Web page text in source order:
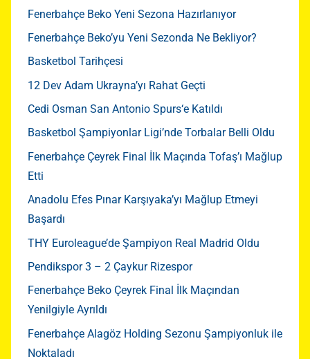
Fenerbahçe Beko Yeni Sezona Hazırlanıyor
Fenerbahçe Beko’yu Yeni Sezonda Ne Bekliyor?
Basketbol Tarihçesi
12 Dev Adam Ukrayna’yı Rahat Geçti
Cedi Osman San Antonio Spurs‘e Katıldı
Basketbol Şampiyonlar Ligi’nde Torbalar Belli Oldu
Fenerbahçe Çeyrek Final İlk Maçında Tofaş’ı Mağlup
Etti
Anadolu Efes Pınar Karşıyaka’yı Mağlup Etmeyi
Başardı
THY Euroleague’de Şampiyon Real Madrid Oldu
Pendikspor 3 – 2 Çaykur Rizespor
Fenerbahçe Beko Çeyrek Final İlk Maçından
Yenilgiyle Ayrıldı
Fenerbahçe Alagöz Holding Sezonu Şampiyonluk ile
Noktaladı